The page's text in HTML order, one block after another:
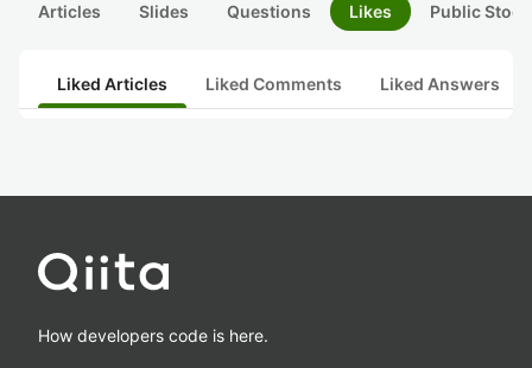
Articles Slides Questions Likes Public
Liked Articles Liked Comments Liked Answers
How developers code is here.